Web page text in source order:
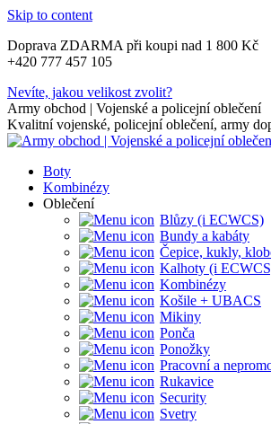
Skip to content
Doprava ZDARMA při koupi nad 1 800 Kč
+420 777 457 105
Nevíte, jakou velikost zvolit?
Army obchod | Vojenské a policejní oblečení
Kvalitní vojenské, policejní oblečení, army
Boty
Kombinézy
Oblečení
Blůzy (i ECWCS)
Bundy a kabáty
Čepice, kukly,
Kalhoty (i
Kombinézy
Košile + UBACS
Mikiny
Ponča
Ponožky
Pracovní a
Rukavice
Security
Svetry